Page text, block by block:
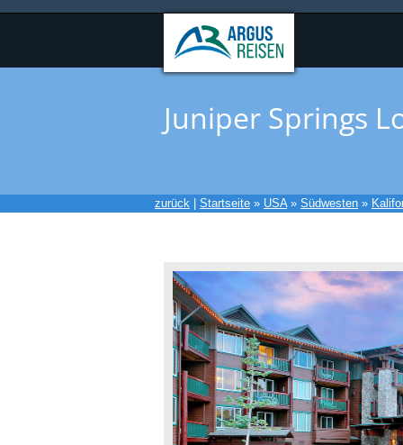
Juniper Springs
zurück Startseite » USA» Südwesten »